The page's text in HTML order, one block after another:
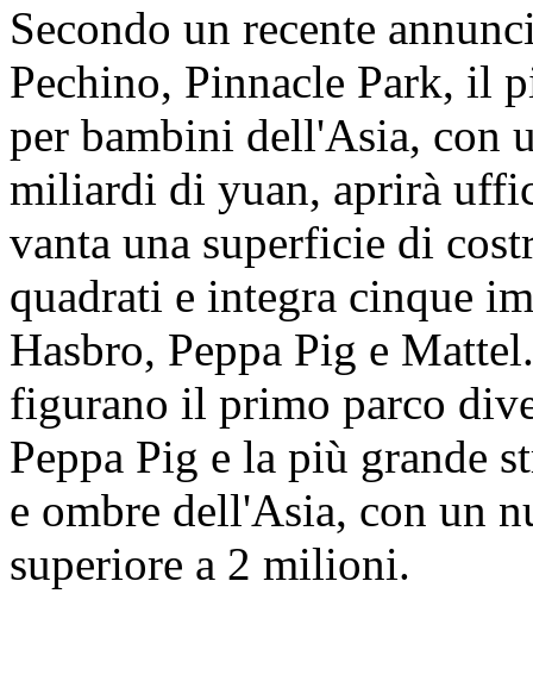
Secondo un recente
Pechino, Pinnacle Park, il
per bambini dell'Asia, con
miliardi di yuan, aprirà
vanta una superficie di
quadrati e integra cinque
Hasbro, Peppa Pig e
figurano il primo parco
Peppa Pig e la più grande
e ombre dell'Asia, con un
superiore a 2 milioni.